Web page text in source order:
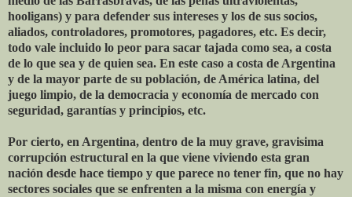
hooligans) y para defender sus intereses y los de sus socios,
aliados, controladores, promotores, pagadores, etc. Es decir,
todo vale incluido lo peor para sacar tajada como sea, a costa
de lo que sea y de quien sea. En este caso a costa de Argentina
y de la mayor parte de su población, de América latina, del
juego limpio, de la democracia y economía de mercado con
seguridad, garantías y principios, etc.
Por cierto, en Argentina, dentro de la muy grave, gravisima
corrupción estructural en la que viene viviendo esta gran
nación desde hace tiempo y que parece no tener fin, que no hay
sectores sociales que se enfrenten a la misma con energía y